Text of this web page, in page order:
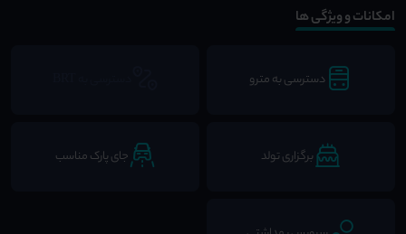
امکانات و ویژگی ها
دسترسی به مترو
برگزاری تولد جای پارک مناسب